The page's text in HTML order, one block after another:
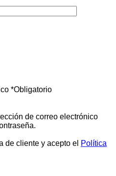
*Obligatorio
de correo electrónico
de cliente y acepto el Política